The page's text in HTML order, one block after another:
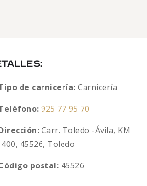
de carnicería: Carnicería
925 77 95 70
Carr. Toledo -Ávila, KM
45526, Toledo
postal: 45526